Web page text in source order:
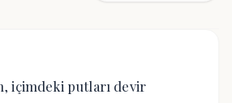
içimdeki putları devir